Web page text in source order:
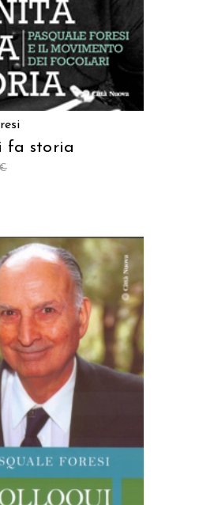
fa storia
AL CARRELLO